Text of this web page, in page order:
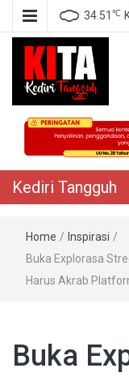
34.51 ℃
Berita Akurat
Kediri Tangguh
Home / Inspirasi /
Buka Explorasa
Harus Akrab
Buka